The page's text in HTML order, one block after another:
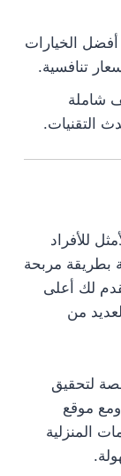
الخيارات
تنافسية.
شاملة
التقنيات.
للأفراد
بطريقة مربحة
لك أعلى
من
لتحقيق
موقع
المنزلية